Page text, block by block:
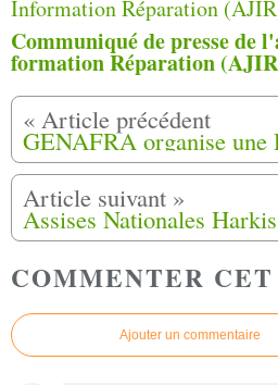
Communiqué de presse de
formation Réparation
Assises Nationales
COMMENTER
Ajouter un commentaire